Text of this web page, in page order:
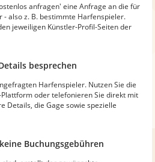
anfragen' eine Anfrage an die für
- also z. B. bestimmte Harfenspieler.
jeweiligen Künstler-Profil-Seiten der
besprechen
Harfenspieler. Nutzen Sie die
oder telefonieren Sie direkt mit
Details, die Gage sowie spezielle
Buchungsgebühren